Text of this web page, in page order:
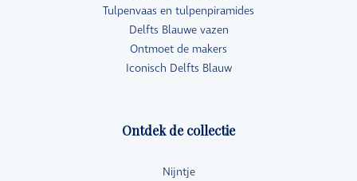
Tulpenvaas en tulpenpiramides
Delfts Blauwe vazen
Ontmoet de makers
Iconisch Delfts Blauw
Ontdek de collectie
Nijntje